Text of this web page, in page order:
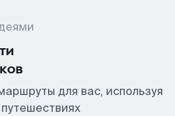
для вас, используя